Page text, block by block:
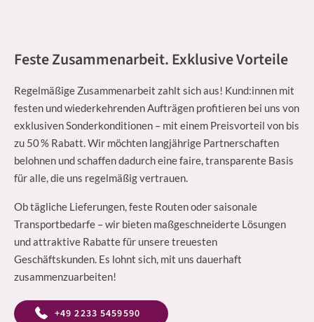
Feste Zusammenarbeit. Exklusive Vorteile
Regelmäßige Zusammenarbeit zahlt sich aus! Kund:innen mit
festen und wiederkehrenden Aufträgen profitieren bei uns von
exklusiven Sonderkonditionen – mit einem Preisvorteil von bis
zu 50 % Rabatt. Wir möchten langjährige Partnerschaften
belohnen und schaffen dadurch eine faire, transparente Basis
für alle, die uns regelmäßig vertrauen.
Ob tägliche Lieferungen, feste Routen oder saisonale
Transportbedarfe – wir bieten maßgeschneiderte Lösungen
und attraktive Rabatte für unsere treuesten
Geschäftskunden. Es lohnt sich, mit uns dauerhaft
zusammenzuarbeiten!
+49 2233 5459590